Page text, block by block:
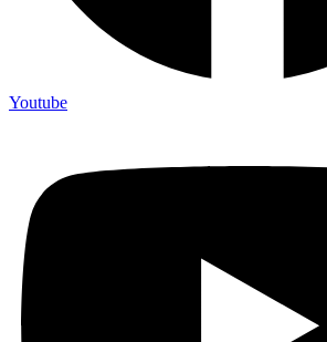
Youtube